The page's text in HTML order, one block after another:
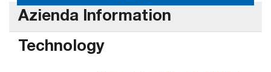
Azienda Information
Technology